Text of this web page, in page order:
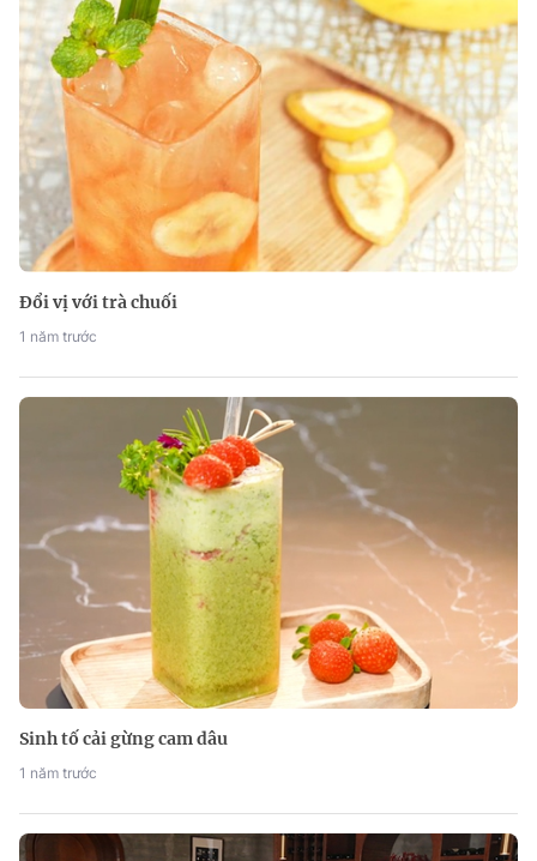
Đổi vị với trà chuối
1 năm trước
Sinh tố cải gừng cam dâu
1 năm trước